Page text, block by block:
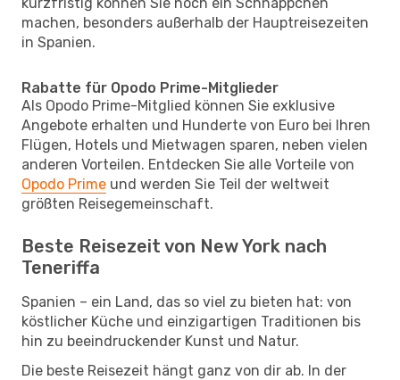
machen, besonders außerhalb der Hauptreisezeiten
in Spanien.
Rabatte für Opodo Prime-Mitglieder
Als Opodo Prime-Mitglied können Sie exklusive
Angebote erhalten und Hunderte von Euro bei Ihren
Flügen, Hotels und Mietwagen sparen, neben vielen
anderen Vorteilen. Entdecken Sie alle Vorteile von
Opodo Prime und werden Sie Teil der weltweit
größten Reisegemeinschaft.
Beste Reisezeit von New York nach
Teneriffa
Spanien – ein Land, das so viel zu bieten hat: von
köstlicher Küche und einzigartigen Traditionen bis
hin zu beeindruckender Kunst und Natur.
Die beste Reisezeit hängt ganz von dir ab. In der